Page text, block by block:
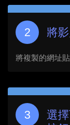
將
將複製的網址
選